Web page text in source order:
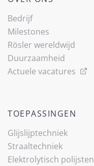
Bedrijf
Milestones
Rösler wereldwijd
Duurzaamheid
Actuele vacatures
TOEPASSINGEN
Glijslijp­techniek
Straaltechniek
Elektrolytisch polijsten